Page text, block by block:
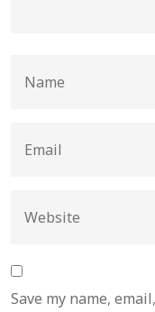
Save my name,